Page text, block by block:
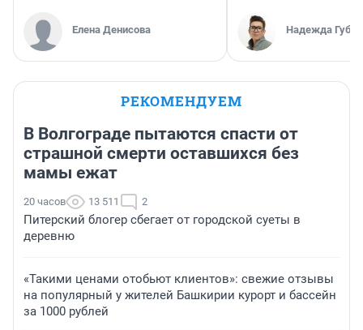
Елена Денисова Надежда
РЕКОМЕНДУЕМ
В Волгограде пытаются спасти от
страшной смерти оставшихся без
мамы ежат
20 часов 13 511 2
Питерский блогер сбегает от городской суеты в
деревню
«Такими ценами отобьют клиентов»: свежие отзывы
на популярный у жителей Башкирии курорт и бассейн
за 1000 рублей